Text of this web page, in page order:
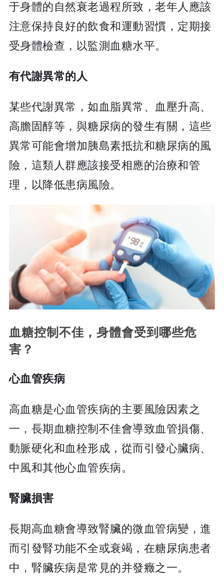
于身體的自然衰老過程所致，老年人應該
注意保持良好的飲食和運動習慣，定期接
受身體檢查，以監測血糖水平。
有代謝異常的人
某些代謝異常，如血脂異常、血壓升高、
高膽固醇等，與糖尿病的發生有關，這些
異常可能會增加胰島素抵抗和糖尿病的風
險，這類人群應該接受相應的治療和管
理，以降低患病風險。
血糖控制不佳，身體會受到哪些危
害？
心血管疾病
高血糖是心血管疾病的主要風險因素之
一，長期血糖控制不佳會導致血管損傷、
動脈硬化和血栓形成，從而引發心臟病、
中風和其他心血管疾病。
腎臟損害
長期高血糖會導致腎臟的微血管病變，進
而引發腎功能不全或衰竭，在糖尿病患者
中，腎臟疾病是常見的并發癥之一。